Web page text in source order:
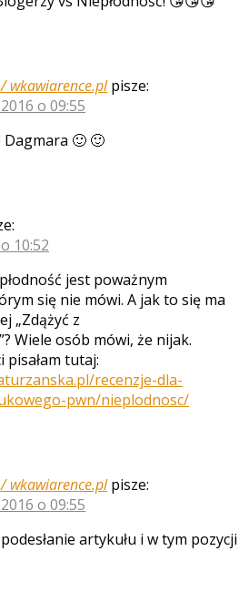
wkawiarence.pl pisze:
o 09:55
🙂 🙂
10:52
jest poważnym
się nie mówi. A jak to się ma
„Zdążyć z
Wiele osób mówi, że nijak.
pisałam tutaj:
recenzje-dla-
pwn/nieplodnosc/
wkawiarence.pl pisze:
o 09:55
artykułu i w tym pozycji